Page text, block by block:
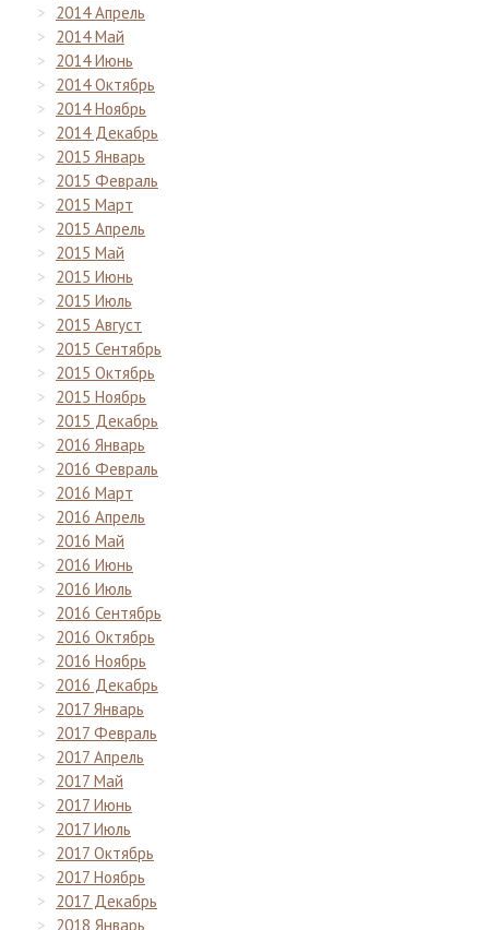
2014 Апрель
2014 Май
2014 Июнь
2014 Октябрь
2014 Ноябрь
2014 Декабрь
2015 Январь
2015 Февраль
2015 Март
2015 Апрель
2015 Май
2015 Июнь
2015 Июль
2015 Август
2015 Сентябрь
2015 Октябрь
2015 Ноябрь
2015 Декабрь
2016 Январь
2016 Февраль
2016 Март
2016 Апрель
2016 Май
2016 Июнь
2016 Июль
2016 Сентябрь
2016 Октябрь
2016 Ноябрь
2016 Декабрь
2017 Январь
2017 Февраль
2017 Апрель
2017 Май
2017 Июнь
2017 Июль
2017 Октябрь
2017 Ноябрь
2017 Декабрь
2018 Январь